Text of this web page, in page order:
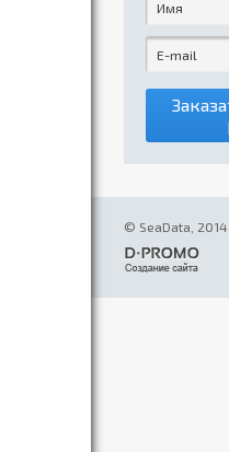
© SeaData, 2014